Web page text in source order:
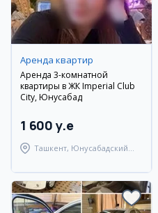
Аренда квартир
Аренда 3-комнатной
квартиры в ЖК Imperial Club
City, Юнусабад
1 600 y.e
Ташкент, Юнусабадский